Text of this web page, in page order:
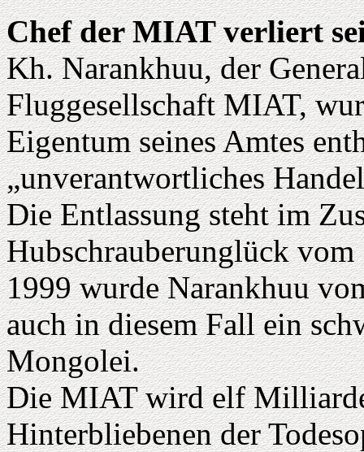
Chef der MIAT verliert
Kh. Narankhuu, der
Fluggesellschaft MIAT,
Eigentum seines Amtes
„unverantwortliches
Die Entlassung steht im
Hubschrauberunglück vom
1999 wurde Narankhuu
auch in diesem Fall ein
Mongolei.
Die MIAT wird elf
Hinterbliebenen der